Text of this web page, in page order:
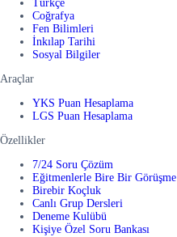
Türkçe
Coğrafya
Fen Bilimleri
İnkılap Tarihi
Sosyal Bilgiler
Araçlar
YKS Puan Hesaplama
LGS Puan Hesaplama
Özellikler
7/24 Soru Çözüm
Eğitmenlerle Bire Bir Görüşme
Birebir Koçluk
Canlı Grup Dersleri
Deneme Kulübü
Kişiye Özel Soru Bankası